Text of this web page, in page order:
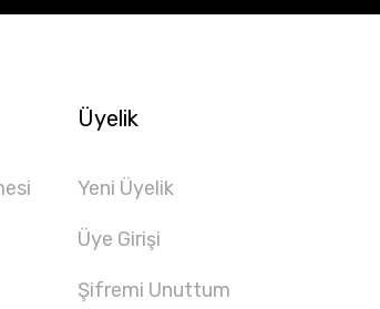
Üyelik
Yeni Üyelik
Üye Girişi
Şifremi Unuttum